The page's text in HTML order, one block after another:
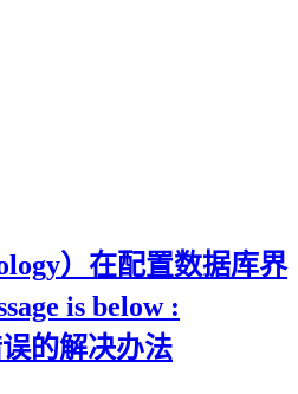
）在配置数据库界
is below :
的解决办法